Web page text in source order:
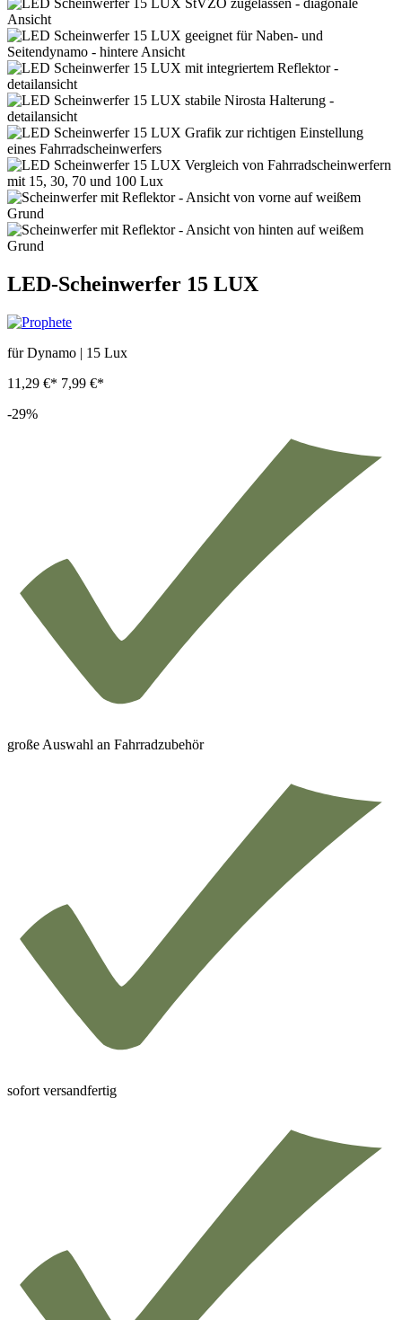
LED-Scheinwerfer 15 LUX
für Dynamo | 15 Lux
11,29 €* 7,99 €*
-29%
große Auswahl an Fahrradzubehör
sofort versandfertig